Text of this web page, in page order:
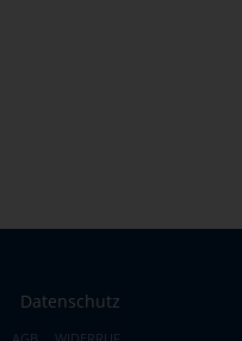
Datenschutz